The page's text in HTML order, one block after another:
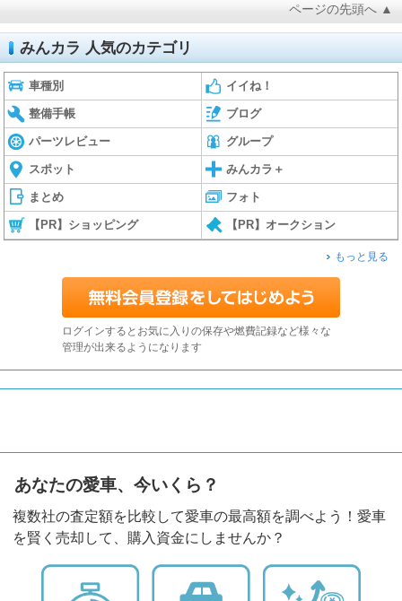
ページの先頭へ ▲
みんカラ 人気のカテゴリ
車種別 イイね！
整備手帳 ブログ
パーツレビュー グループ
スポット みんカラ＋
まとめ フォト
【PR】ショッピング 【PR】オークション
もっと見る
ログインするとお気に入りの保存や燃費記録など様々な
管理が出来るようになります
あなたの愛車、今いくら？
複数社の査定額を比較して愛車の最高額を調べよう！愛車
を賢く売却して、購入資金にしませんか？